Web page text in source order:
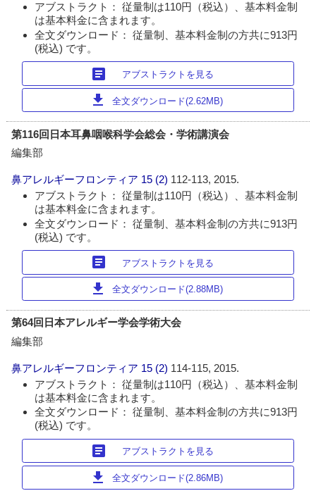
アブストラクト： 従量制は110円（税込）、基本料金制
は基本料金に含まれます。
全文ダウンロード： 従量制、基本料金制の方共に913円
(税込) です。
article アブストラクトを見る
download 全文ダウンロード(2.62MB)
第116回日本耳鼻咽喉科学会総会・学術講演会
編集部
鼻アレルギーフロンティア 15 (2) 112-113, 2015.
アブストラクト： 従量制は110円（税込）、基本料金制
は基本料金に含まれます。
全文ダウンロード： 従量制、基本料金制の方共に913円
(税込) です。
article アブストラクトを見る
download 全文ダウンロード(2.88MB)
第64回日本アレルギー学会学術大会
編集部
鼻アレルギーフロンティア 15 (2) 114-115, 2015.
アブストラクト： 従量制は110円（税込）、基本料金制
は基本料金に含まれます。
全文ダウンロード： 従量制、基本料金制の方共に913円
(税込) です。
article アブストラクトを見る
download 全文ダウンロード(2.86MB)